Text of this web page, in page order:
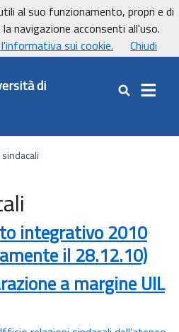
di Cagliari
di
Cerca nel sito
integrativo 2010
il 28.12.10)
a margine UIL
al suo funzionamento, propri e di
navigazione acconsenti all'uso.
sui cookie.
Chiudi